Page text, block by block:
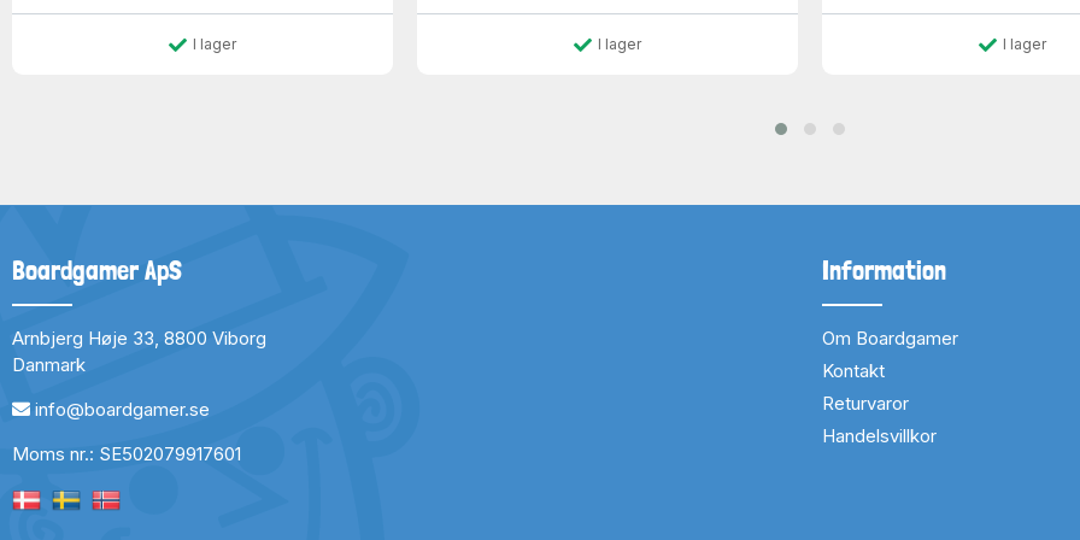
I lager I lager I lager
Boardgamer ApS
Arnbjerg Høje 33, 8800 Viborg
Danmark
info@boardgamer.se
Moms nr.: SE502079917601
Information
Om Boardgamer
Kontakt
Returvaror
Handelsvillkor